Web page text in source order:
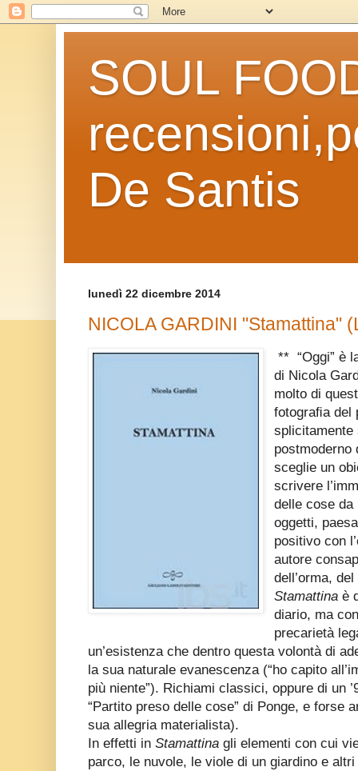
SOUL
De Santis
lunedì 22 dicembre 2014
NICOLA GARDINI "Stamattina"
** “Oggi” è
di Nicola
molto di
fotograﬁa
splicitamente
postmoderno
sceglie un
scrivere
delle cose da
oggetti,
positivo con
autore
dell’orma,
Stamattina è
diario, ma
precarietà
un’esistenza che dentro questa volontà di
la sua naturale evanescenza (“ho capito
più niente”). Richiami classici, oppure di un
“Partito preso delle cose” di Ponge, e forse
sua allegria materialista).
In effetti in Stamattina gli elementi con cui
parco, le nuvole, le viole di un giardino e